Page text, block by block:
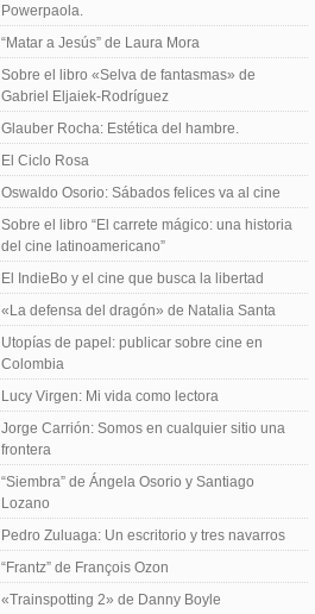
Powerpaola.
“Matar a Jesús” de Laura Mora
Sobre el libro «Selva de fantasmas» de
Gabriel Eljaiek-Rodríguez
Glauber Rocha: Estética del hambre.
El Ciclo Rosa
Oswaldo Osorio: Sábados felices va al cine
Sobre el libro “El carrete mágico: una historia
del cine latinoamericano”
El IndieBo y el cine que busca la libertad
«La defensa del dragón» de Natalia Santa
Utopías de papel: publicar sobre cine en
Colombia
Lucy Virgen: Mi vida como lectora
Jorge Carrión: Somos en cualquier sitio una
frontera
“Siembra” de Ángela Osorio y Santiago
Lozano
Pedro Zuluaga: Un escritorio y tres navarros
“Frantz” de François Ozon
«Trainspotting 2» de Danny Boyle